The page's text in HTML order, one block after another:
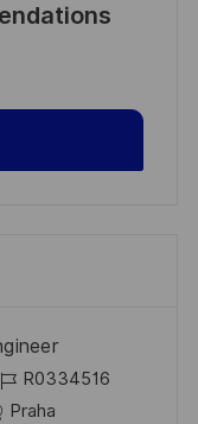
R
R0334516
Praha